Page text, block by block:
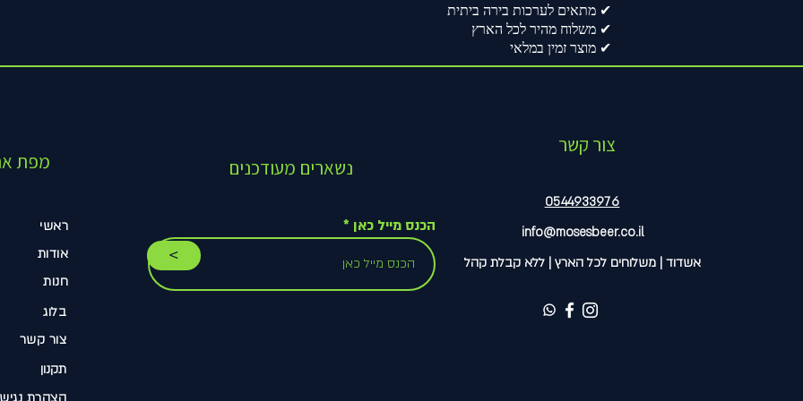
✔ מתאים לערכות בירה ביתית
✔ משלוח מהיר לכל הארץ
✔ מוצר זמין במלאי
מפת
ראשי
אודות
חנות
בלוג
צור קשר
תקנון
נשארים מעודכנים
הכנס מייל כאן
>
צור קשר
0544933976
info@mosesbeer.co.il
אשדוד | משלוחים לכל הארץ | ללא קבלת קהל